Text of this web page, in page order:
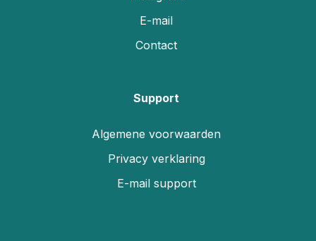
E-mail
Contact
Support
Algemene voorwaarden
Privacy verklaring
E-mail support